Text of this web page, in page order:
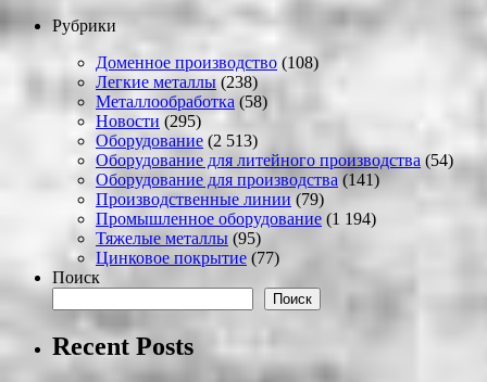
Рубрики
Доменное производство (108)
Легкие металлы (238)
Металлообработка (58)
Новости (295)
Оборудование (2 513)
Оборудование для литейного производства (54)
Оборудование для производства (141)
Производственные линии (79)
Промышленное оборудование (1 194)
Тяжелые металлы (95)
Цинковое покрытие (77)
Поиск
Поиск
Recent Posts